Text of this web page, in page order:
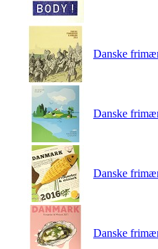
Danske
Danske
Danske
Danske